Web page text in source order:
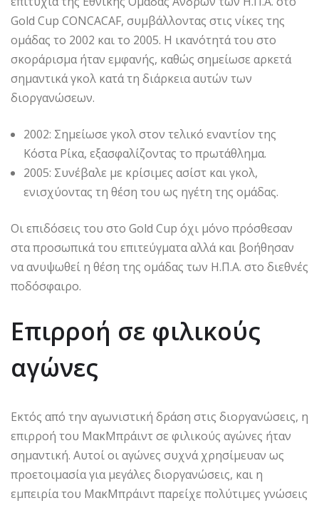
Gold Cup CONCACAF, συμβάλλοντας στις νίκες της
ομάδας το 2002 και το 2005. Η ικανότητά του στο
σκοράρισμα ήταν εμφανής, καθώς σημείωσε αρκετά
σημαντικά γκολ κατά τη διάρκεια αυτών των
διοργανώσεων.
2002: Σημείωσε γκολ στον τελικό εναντίον της
Κόστα Ρίκα, εξασφαλίζοντας το πρωτάθλημα.
2005: Συνέβαλε με κρίσιμες ασίστ και γκολ,
ενισχύοντας τη θέση του ως ηγέτη της ομάδας.
Οι επιδόσεις του στο Gold Cup όχι μόνο πρόσθεσαν
στα προσωπικά του επιτεύγματα αλλά και βοήθησαν
να ανυψωθεί η θέση της ομάδας των Η.Π.Α. στο διεθνές
ποδόσφαιρο.
Επιρροή σε φιλικούς
αγώνες
Εκτός από την αγωνιστική δράση στις διοργανώσεις, η
επιρροή του ΜακΜπράιντ σε φιλικούς αγώνες ήταν
σημαντική. Αυτοί οι αγώνες συχνά χρησίμευαν ως
προετοιμασία για μεγάλες διοργανώσεις, και η
εμπειρία του ΜακΜπράιντ παρείχε πολύτιμες γνώσεις